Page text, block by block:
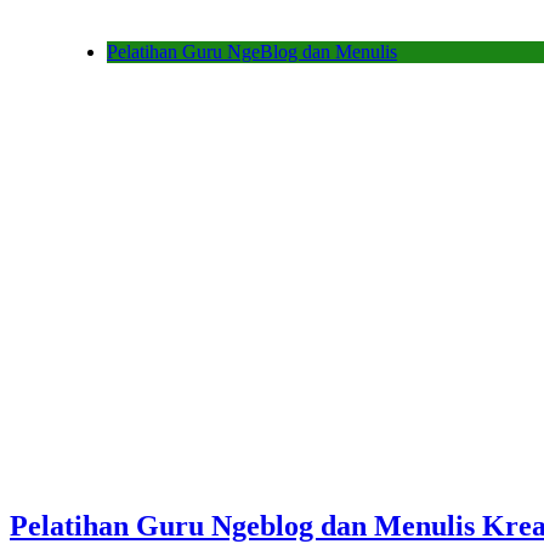
Pelatihan Guru NgeBlog dan Menulis
Pelatihan Guru Ngeblog dan Menulis